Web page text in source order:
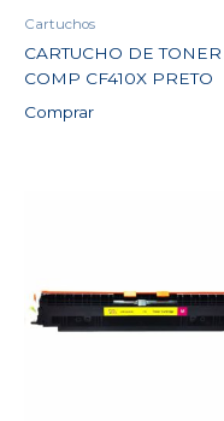
Cartuchos
CARTUCHO DE TONER
COMP CF410X PRETO
Comprar